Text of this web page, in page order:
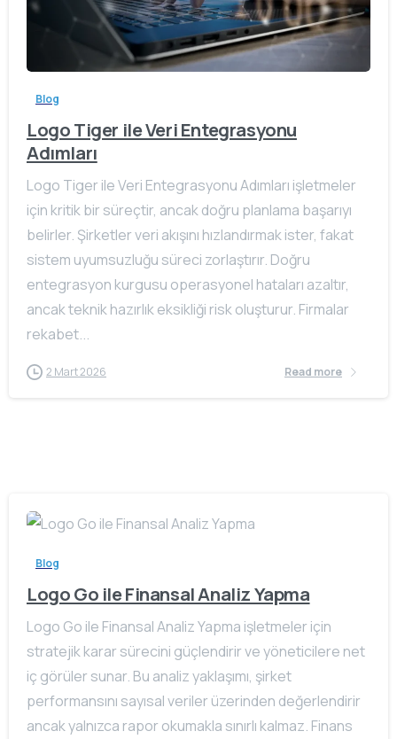
Blog
Logo Tiger ile Veri Entegrasyonu
Adımları
Logo Tiger ile Veri Entegrasyonu Adımları işletmeler
için kritik bir süreçtir, ancak doğru planlama başarıyı
belirler. Şirketler veri akışını hızlandırmak ister, fakat
sistem uyumsuzluğu süreci zorlaştırır. Doğru
entegrasyon kurgusu operasyonel hataları azaltır,
ancak teknik hazırlık eksikliği risk oluşturur. Firmalar
rekabet...
2 Mart 2026 Read more
Blog
Logo Go ile Finansal Analiz Yapma
Logo Go ile Finansal Analiz Yapma işletmeler için
stratejik karar sürecini güçlendirir ve yöneticilere net
iç görüler sunar. Bu analiz yaklaşımı, şirket
performansını sayısal veriler üzerinden değerlendirir
ancak yalnızca rapor okumakla sınırlı kalmaz. Finans